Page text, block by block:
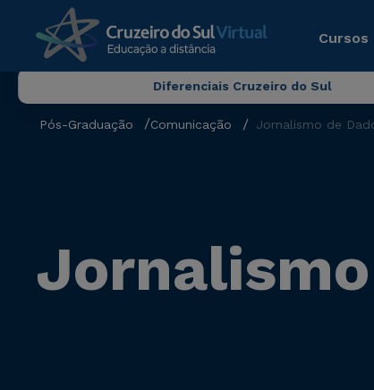
Cursos
Diferenciais Cruzeiro do Sul
Pós-Graduação Comunicação Jornalismo de